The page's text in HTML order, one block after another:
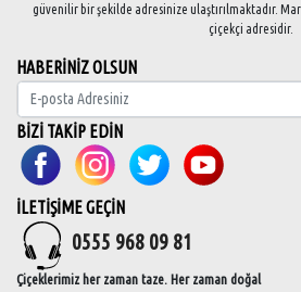
güvenilir bir şekilde adresinize ulaştırılmaktadır.
çiçekçi adresidir.
HABERİNİZ OLSUN
BİZİ TAKİP EDİN
İLETİŞİME GEÇİN
0555 968 09 81
Çiçeklerimiz her zaman taze. Her zaman doğal